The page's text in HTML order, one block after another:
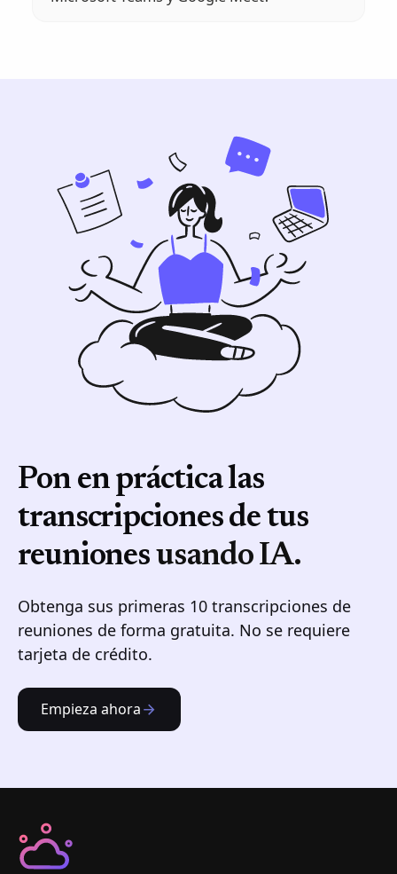
transcripciones a su idioma preferido.
Pon en práctica las
transcripciones de tus
reunionesusando IA.
Obtenga sus primeras 10 transcripciones de
reuniones de forma gratuita. No se requiere
tarjeta de crédito.
Empieza ahora